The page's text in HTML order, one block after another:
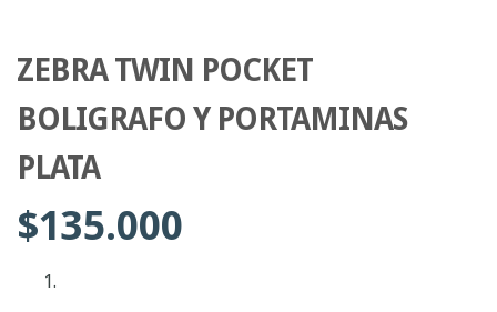
ZEBRA TWIN POCKET
BOLIGRAFO Y PORTAMINAS
PLATA
$135.000